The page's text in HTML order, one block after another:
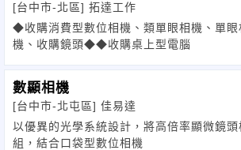
[台中市-北區] 拓達工作
◆收購消費型數位相機、類單眼相機、單眼
機、收購鏡頭◆◆收購桌上型電腦
數顯相機
[台中市-北屯區] 佳易達
以優異的光學系統設計，將高倍率顯微鏡頭
組，結合口袋型數位相機